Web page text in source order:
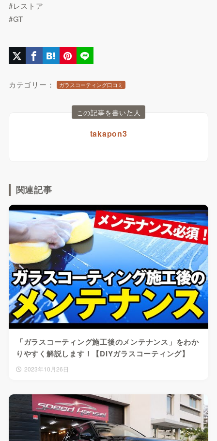
#レストア
#GT
カテゴリー： ガラスコーティング口コミ
この記事を書いた人
takapon3
関連記事
「ガラスコーティング施工後のメンテナンス」をわか
りやすく解説します！【DIYガラスコーティング】
2023年10月26日